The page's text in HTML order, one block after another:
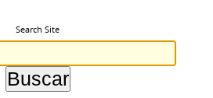
Search Site